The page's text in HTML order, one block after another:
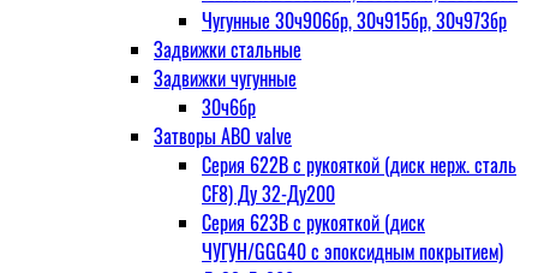
Чугунные 30ч906бр, 30ч915бр, 30ч973бр
Задвижки стальные
Задвижки чугунные
30ч6бр
Затворы ABO valve
Серия 622В с рукояткой (диск нерж. сталь
CF8) Ду 32-Ду200
Серия 623В с рукояткой (диск
ЧУГУН/GGG40 с эпоксидным покрытием)